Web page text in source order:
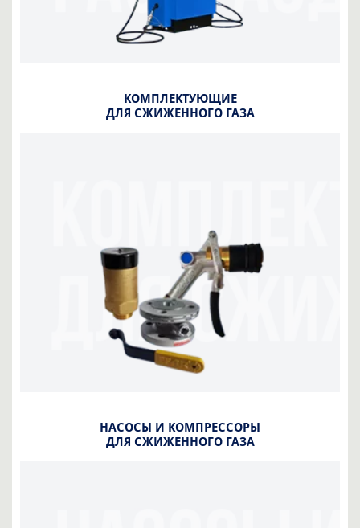
КОМПЛЕКТУЮЩИЕ
ДЛЯ СЖИЖЕННОГО ГАЗА
НАСОСЫ И КОМПРЕССОРЫ
ДЛЯ СЖИЖЕННОГО ГАЗА